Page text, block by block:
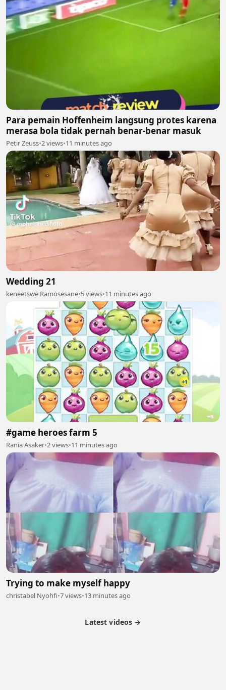
Para pemain Hoffenheim langsung protes karena
merasa bola tidak pernah benar-benar masuk
Petir Zeuss•2 views•11 minutes ago
Wedding 21
keneetswe Ramosesane•5 views•11 minutes ago
#game heroes farm 5
Rania Asaker•2 views•11 minutes ago
Trying to make myself happy
christabel Nyohfi•7 views•13 minutes ago
Latest videos →